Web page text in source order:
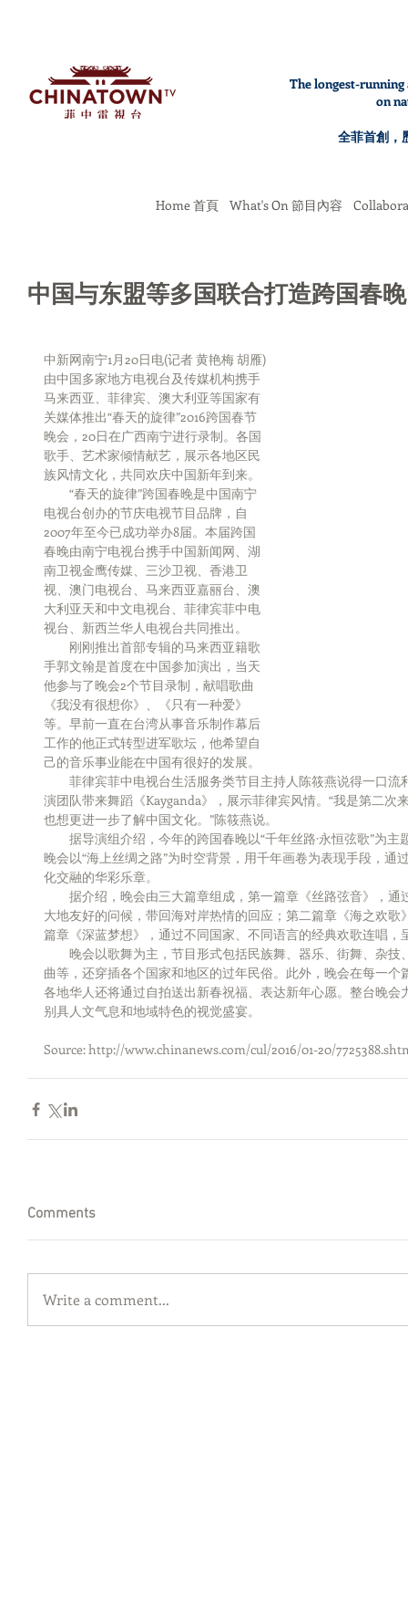
The longest-
on
全菲首創，
Home 首頁 What's On 節目內容
中国与东盟等多国联合打造跨国春晚
中新网南宁1月20日电(记者 黄艳梅 胡雁)
由中国多家地方电视台及传媒机构携手
马来西亚、菲律宾、澳大利亚等国家有
关媒体推出“春天的旋律”2016跨国春节
晚会，20日在广西南宁进行录制。各国
歌手、艺术家倾情献艺，展示各地区民
族风情文化，共同欢庆中国新年到来。
“春天的旋律”跨国春晚是中国南宁
电视台创办的节庆电视节目品牌，自
2007年至今已成功举办8届。本届跨国
春晚由南宁电视台携手中国新闻网、湖
南卫视金鹰传媒、三沙卫视、香港卫
视、澳门电视台、马来西亚嘉丽台、澳
大利亚天和中文电视台、菲律宾菲中电
视台、新西兰华人电视台共同推出。
刚刚推出首部专辑的马来西亚籍歌
手郭文翰是首度在中国参加演出，当天
他参与了晚会2个节目录制，献唱歌曲
《我没有很想你》、《只有一种爱》
等。早前一直在台湾从事音乐制作幕后
工作的他正式转型进军歌坛，他希望自
己的音乐事业能在中国有很好的发展。
菲律宾菲中电视台生活服务类节目主持人陈筱燕说得一口流
演团队带来舞蹈《Kayganda》，展示菲律宾风情。“我是第二次
也想更进一步了解中国文化。”陈筱燕说。
据导演组介绍，今年的跨国春晚以“千年丝路·永恒弦歌”为主
晚会以“海上丝绸之路”为时空背景，用千年画卷为表现手段，通
化交融的华彩乐章。
据介绍，晚会由三大篇章组成，第一篇章《丝路弦音》，通
大地友好的问候，带回海对岸热情的回应；第二篇章《海之欢
篇章《深蓝梦想》，通过不同国家、不同语言的经典欢歌连唱
晚会以歌舞为主，节目形式包括民族舞、器乐、街舞、杂技
曲等，还穿插各个国家和地区的过年民俗。此外，晚会在每一个
各地华人还将通过自拍送出新春祝福、表达新年心愿。整台晚
别具人文气息和地域特色的视觉盛宴。
Source: http://www.chinanews.com/cul/2016/01-20/
Comments
Write a comment...